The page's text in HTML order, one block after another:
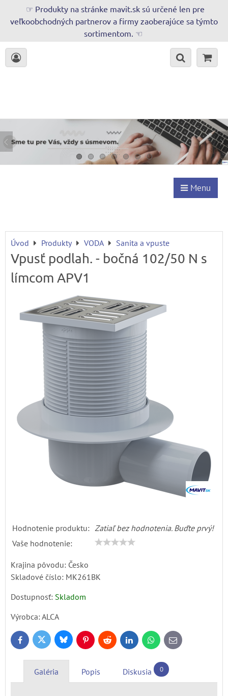
☞ Produkty na stránke mavit.sk sú určené len pre
veľkoobchodných partnerov a firmy zaoberajúce sa týmto
sortimentom. ☜
Menu
Úvod Produkty VODA Sanita a vpuste
Vpusť podlah. - bočná 102/50 N s
límcom APV1
Hodnotenie produktu: Zatiaľ bez hodnotenia. Buďte prvý!
Vaše hodnotenie:
Krajina pôvodu: Česko
Skladové číslo: MK261BK
Dostupnosť: Skladom
Výrobca:ALCA
FacebookTwitter BlueskyPinterestReddit LinkedInWhatsApp
E-
mail
Galéria Popis Diskusia 0